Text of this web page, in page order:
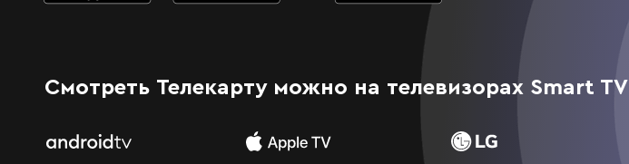
Смотреть Телекарту можно на телевизорах Smart TV